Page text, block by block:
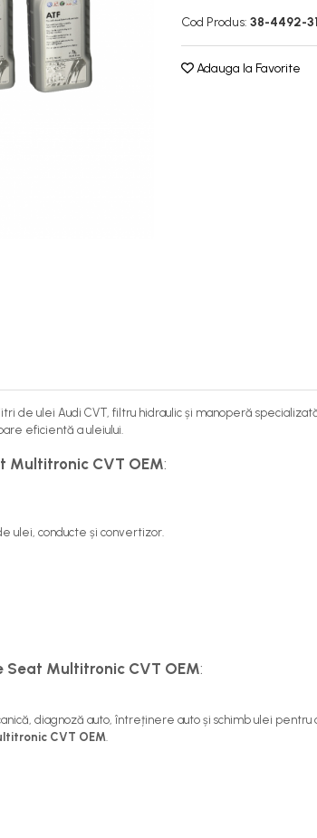
Cod Produs: 38-4492-
Adauga la Favorite
litri de ulei Audi CVT, filtru hidraulic și manoperă
eficientă a uleiului.
Multitronic CVT OEM:
ulei, conducte și convertizor.
Seat Multitronic CVT OEM:
diagnoză auto, întreținere auto și schimb ulei
CVT OEM.